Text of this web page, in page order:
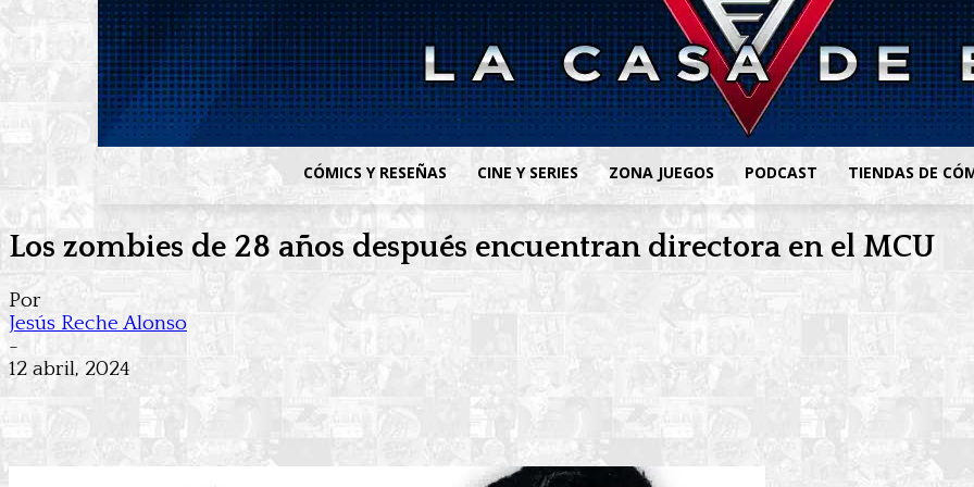
CÓMICS Y RESEÑAS CINE Y SERIES ZONA JUEGOS PODCAST TIENDAS DE
Los zombies de 28 años después encuentran directora en el MCU
Por
Jesús Reche Alonso
-
12 abril, 2024